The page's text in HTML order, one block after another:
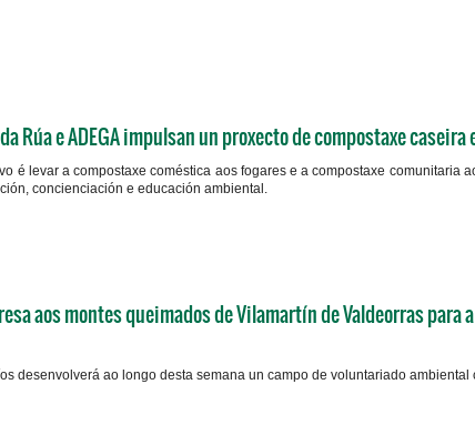
Rúa e ADEGA impulsan un proxecto de compostaxe
é levar a compostaxe coméstica aos fogares e a compostaxe comunitaria
concienciación e educación ambiental.
aos montes queimados de Vilamartín de Valdeorras
desenvolverá ao longo desta semana un campo de voluntariado ambiental